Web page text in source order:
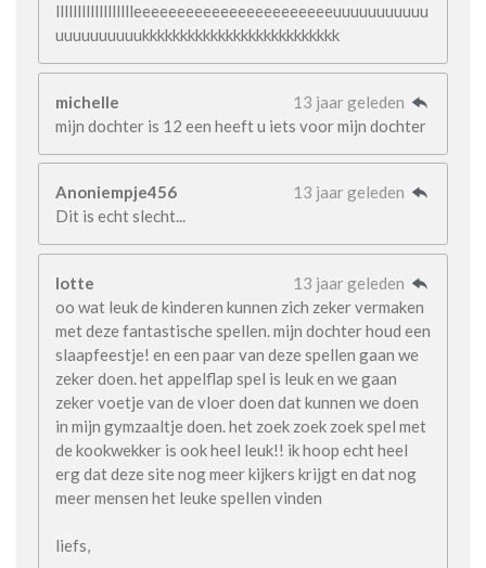
lllllllllllllllllleeeeeeeeeeeeeeeeeeeeeeeuuuuuuuuuuu
uuuuuuuuuukkkkkkkkkkkkkkkkkkkkkkkkkk
michelle
13 jaar geleden
mijn dochter is 12 een heeft u iets voor mijn dochter
Anoniempje456
13 jaar geleden
Dit is echt slecht...
lotte
13 jaar geleden
oo wat leuk de kinderen kunnen zich zeker vermaken
met deze fantastische spellen. mijn dochter houd een
slaapfeestje! en een paar van deze spellen gaan we
zeker doen. het appelflap spel is leuk en we gaan
zeker voetje van de vloer doen dat kunnen we doen
in mijn gymzaaltje doen. het zoek zoek zoek spel met
de kookwekker is ook heel leuk!! ik hoop echt heel
erg dat deze site nog meer kijkers krijgt en dat nog
meer mensen het leuke spellen vinden
liefs,